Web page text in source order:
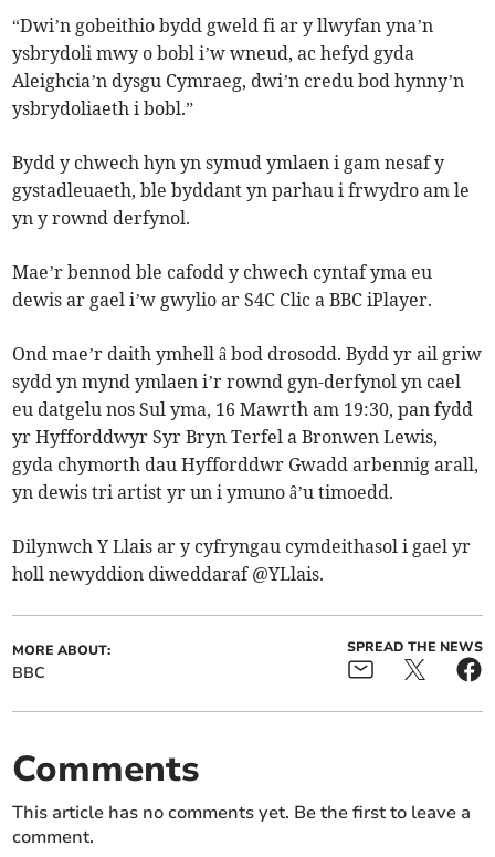
“Dwi’n gobeithio bydd gweld fi ar y llwyfan yna’n
ysbrydoli mwy o bobl i’w wneud, ac hefyd gyda
Aleighcia’n dysgu Cymraeg, dwi’n credu bod hynny’n
ysbrydoliaeth i bobl.”
Bydd y chwech hyn yn symud ymlaen i gam nesaf y
gystadleuaeth, ble byddant yn parhau i frwydro am le
yn y rownd derfynol.
Mae’r bennod ble cafodd y chwech cyntaf yma eu
dewis ar gael i’w gwylio ar S4C Clic a BBC iPlayer.
Ond mae’r daith ymhell â bod drosodd. Bydd yr ail griw
sydd yn mynd ymlaen i’r rownd gyn-derfynol yn cael
eu datgelu nos Sul yma, 16 Mawrth am 19:30, pan fydd
yr Hyfforddwyr Syr Bryn Terfel a Bronwen Lewis,
gyda chymorth dau Hyfforddwr Gwadd arbennig arall,
yn dewis tri artist yr un i ymuno â’u timoedd.
Dilynwch Y Llais ar y cyfryngau cymdeithasol i gael yr
holl newyddion diweddaraf @YLlais.
MORE ABOUT:
BBC
SPREAD THE NEWS
Comments
This article has no comments yet. Be the first to leave a
comment.